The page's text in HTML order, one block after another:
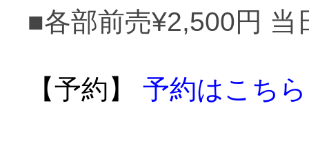
■各部前売¥2,500円 当
【予約】 予約はこち